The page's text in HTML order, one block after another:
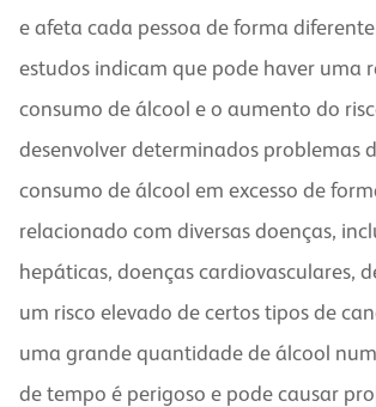
e afeta cada pessoa de forma
estudos indicam que pode haver uma
consumo de álcool e o aumento do
desenvolver determinados problemas
consumo de álcool em excesso de
relacionado com diversas doenças,
hepáticas, doenças cardiovasculares,
um risco elevado de certos tipos de
uma grande quantidade de álcool
de tempo é perigoso e pode causar